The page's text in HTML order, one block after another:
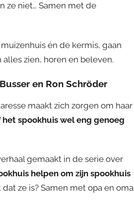
ze niet… Samen met de
én de kermis, gaan
zien, horen en beleven.
en Ron Schröder
maakt zich zorgen om haar
spookhuis wel eng genoeg
gemaakt in de serie over
helpen om zijn spookhuis
ze is? Samen met opa en oma